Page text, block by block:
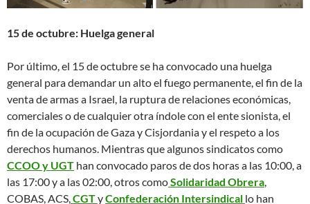
15 de octubre: Huelga general
Por último, el 15 de octubre se ha convocado una huelga
general para demandar un alto el fuego permanente, el fin de la
venta de armas a Israel, la ruptura de relaciones económicas,
comerciales o de cualquier otra índole con el ente sionista, el
fin de la ocupación de Gaza y Cisjordania y el respeto a los
derechos humanos. Mientras que algunos sindicatos como
CCOO y UGT han convocado paros de dos horas a las 10:00, a
las 17:00 y a las 02:00, otros comoSolidaridad Obrera,
COBAS, ACS,CGTyConfederación Intersindical lo han